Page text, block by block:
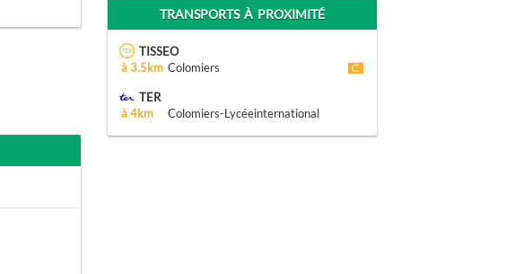
TRANSPORTS À PROXIMITÉ
TISSEO
à 3.5km Colomiers
TER
à 4km
Colomiers-Lycéeinternational